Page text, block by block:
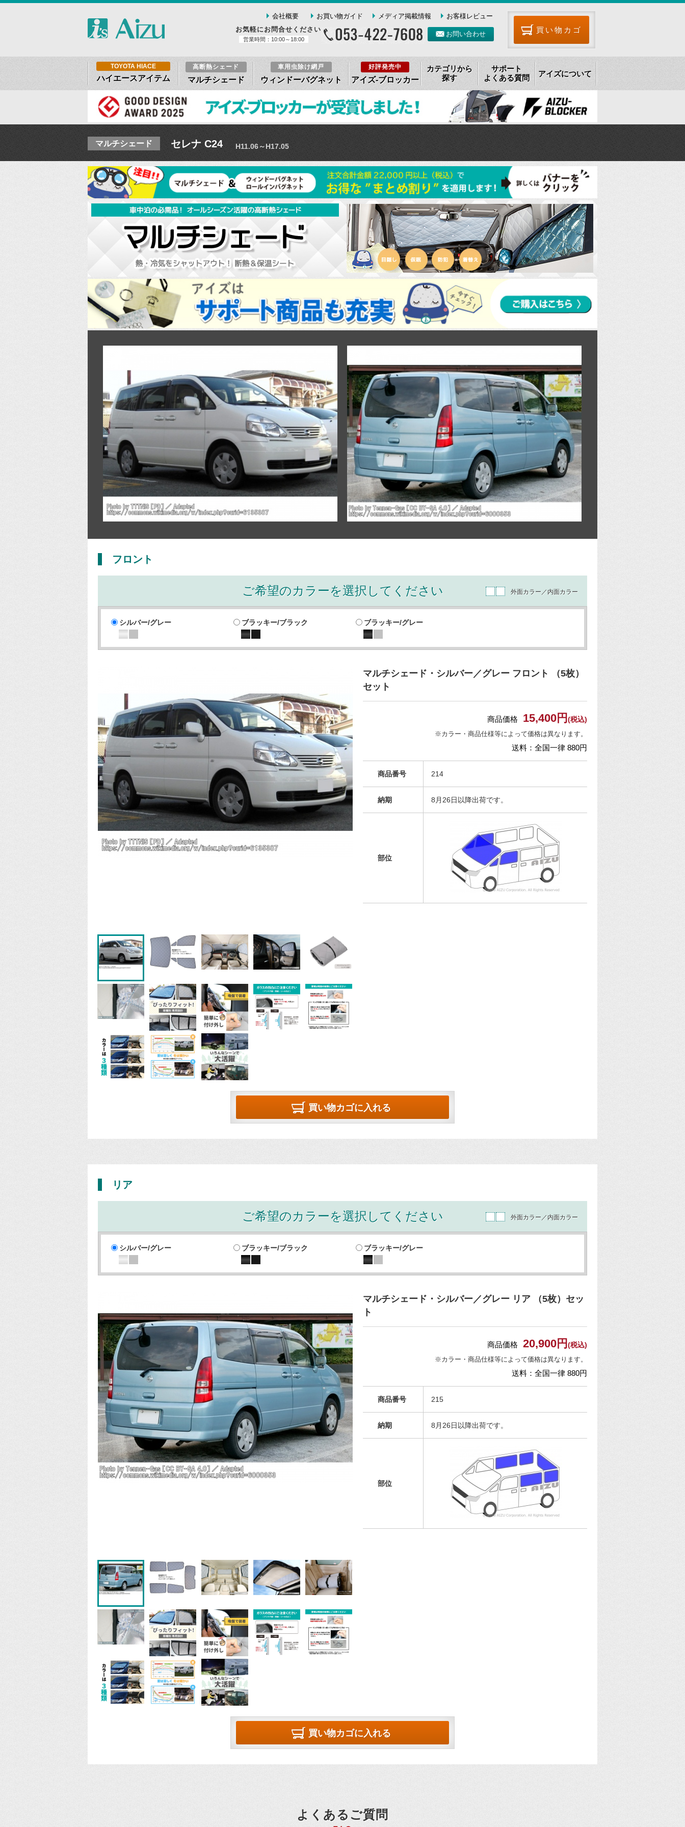
会社概要 お買い物ガイド メディア掲載情報
お客様レビュー
お気軽にお問合せください
営業時間：10:00～18:00
お問い合わせ 買い物カゴ
TOYOTA HIACE
ハイエースアイテム
高断熱シェード
マルチシェード
車用虫除け網戸
ウィンドーバグネット
好評発売中
アイズ-ブロッカー
カテゴリから
探す
サポート
よくある質問
アイズについて
マルチシェード セレナ C24 H11.06～H17.05
フロント
ご希望のカラーを選択してください 外面カラー／内面カラー
シルバー/グレー ブラッキー/ブラック ブラッキー/グレー
マルチシェード・シルバー／グレー フロント （5枚）
セット
商品価格 15,400円 (税込)
※カラー・商品仕様等によって価格は異なります。
送料：全国一律 880円
商品番号 214
納期 8月26日以降出荷です。
部位
買い物カゴに入れる
リア
ご希望のカラーを選択してください 外面カラー／内面カラー
シルバー/グレー ブラッキー/ブラック ブラッキー/グレー
マルチシェード・シルバー／グレー リア （5枚）セッ
ト
商品価格 20,900円 (税込)
※カラー・商品仕様等によって価格は異なります。
送料：全国一律 880円
商品番号 215
納期 8月26日以降出荷です。
部位
買い物カゴに入れる
よくあるご質問